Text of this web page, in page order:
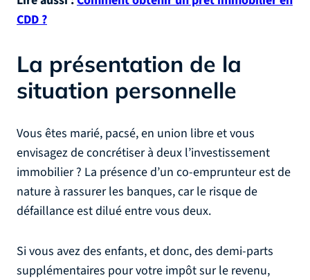
CDD ?
La présentation de la
situation personnelle
Vous êtes marié, pacsé, en union libre et vous
envisagez de concrétiser à deux l’investissement
immobilier ? La présence d’un co-emprunteur est de
nature à rassurer les banques, car le risque de
défaillance est dilué entre vous deux.
Si vous avez des enfants, et donc, des demi-parts
supplémentaires pour votre impôt sur le revenu,